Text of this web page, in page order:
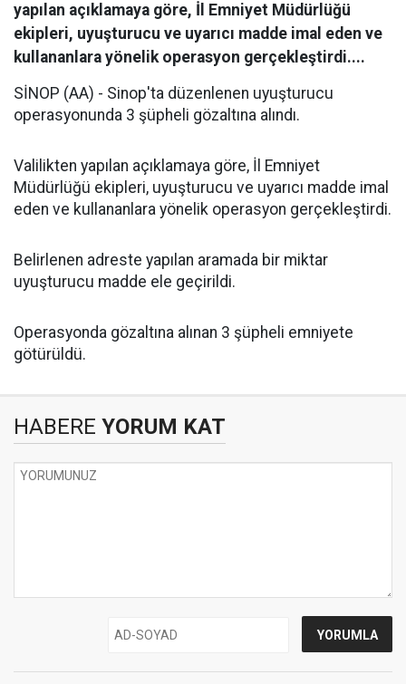
yapılan açıklamaya göre, İl Emniyet Müdürlüğü
ekipleri, uyuşturucu ve uyarıcı madde imal eden ve
kullananlara yönelik operasyon gerçekleştirdi....
SİNOP (AA) - Sinop'ta düzenlenen uyuşturucu
operasyonunda 3 şüpheli gözaltına alındı.
Valilikten yapılan açıklamaya göre, İl Emniyet
Müdürlüğü ekipleri, uyuşturucu ve uyarıcı madde imal
eden ve kullananlara yönelik operasyon gerçekleştirdi.
Belirlenen adreste yapılan aramada bir miktar
uyuşturucu madde ele geçirildi.
Operasyonda gözaltına alınan 3 şüpheli emniyete
götürüldü.​​​​​​​​​​​​​​
HABERE YORUM KAT